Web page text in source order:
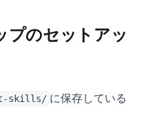
プのセットアッ
skills/ に保存している